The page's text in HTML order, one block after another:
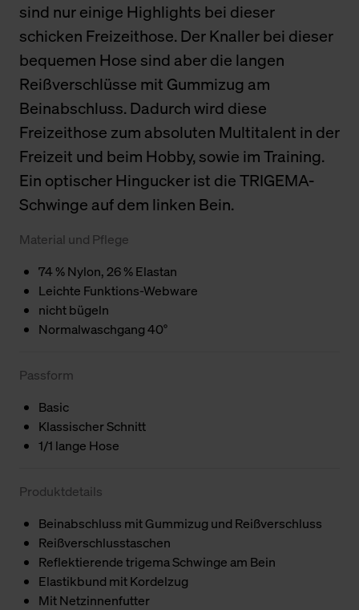
sind nur einige Highlights bei dieser
schicken Freizeithose. Der Knaller bei dieser
bequemen Hose sind aber die langen
Reißverschlüsse mit Gummizug am
Beinabschluss. Dadurch wird diese
Freizeithose zum absoluten Multitalent in der
Freizeit und beim Hobby, sowie im Training.
Ein optischer Hingucker ist die TRIGEMA-
Schwinge auf dem linken Bein.
Material und Pflege
74 % Nylon, 26 % Elastan
Leichte Funktions-Webware
nicht bügeln
Normalwaschgang 40°
Passform
Basic
Klassischer Schnitt
1/1 lange Hose
Produktdetails
Beinabschluss mit Gummizug und Reißverschluss
Reißverschlusstaschen
Reflektierende trigema Schwinge am Bein
Elastikbund mit Kordelzug
Mit Netzinnenfutter